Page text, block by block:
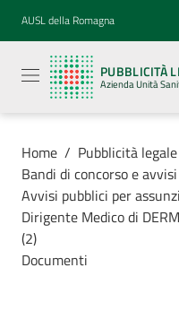
Vai al contenuto
Vai alla navigazione
Vai al footer
AUSL della Romagna
PUBBLICITÀ
Azienda Unità
legale
Azienda
Unità
Locale della
Azienda
Home / Pubblicità legale
Bandi di concorso e avvisi
Avvisi pubblici per
Dirigente Medico di
(2)
Documenti